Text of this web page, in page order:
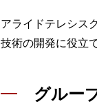
動作検証
販売終了予定製
アライドテレシス
技術の開発に役立
グルー